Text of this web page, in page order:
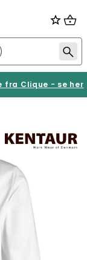
Clique - se her